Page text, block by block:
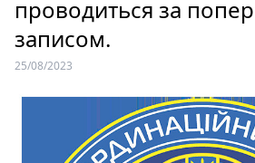
проводиться за
записом.
25/08/2023